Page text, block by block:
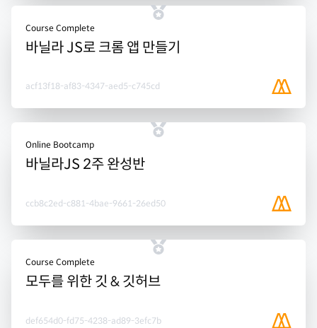
Course Complete
바닐라 JS로 크롬 앱 만들기
acf13f18-af83-4347-aed5-c745cd
Online Bootcamp
바닐라JS 2주 완성반
ccb8c2ed-c881-4bae-9661-26ed50
Course Complete
모두를 위한 깃 & 깃허브
def654d0-fd75-4238-ad89-3efc7b